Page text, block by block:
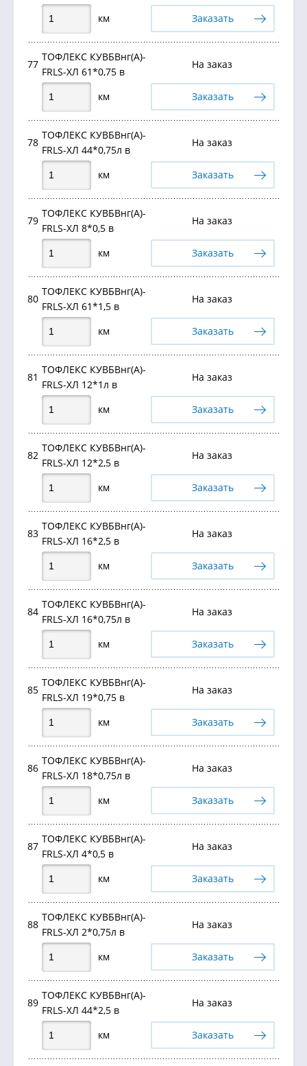
км Заказать
77
ТОФЛЕКС КУВБВнг(А)-
FRLS-ХЛ 61*0,75 в
На заказ
км Заказать
78
ТОФЛЕКС КУВБВнг(А)-
FRLS-ХЛ 44*0,75л в
На заказ
км Заказать
79
ТОФЛЕКС КУВБВнг(А)-
FRLS-ХЛ 8*0,5 в
На заказ
км Заказать
80
ТОФЛЕКС КУВБВнг(А)-
FRLS-ХЛ 61*1,5 в
На заказ
км Заказать
81
ТОФЛЕКС КУВБВнг(А)-
FRLS-ХЛ 12*1л в
На заказ
км Заказать
82
ТОФЛЕКС КУВБВнг(А)-
FRLS-ХЛ 12*2,5 в
На заказ
км Заказать
83
ТОФЛЕКС КУВБВнг(А)-
FRLS-ХЛ 16*2,5 в
На заказ
км Заказать
84
ТОФЛЕКС КУВБВнг(А)-
FRLS-ХЛ 16*0,75л в
На заказ
км Заказать
85
ТОФЛЕКС КУВБВнг(А)-
FRLS-ХЛ 19*0,75 в
На заказ
км Заказать
86
ТОФЛЕКС КУВБВнг(А)-
FRLS-ХЛ 18*0,75л в
На заказ
км Заказать
87
ТОФЛЕКС КУВБВнг(А)-
FRLS-ХЛ 4*0,5 в
На заказ
км Заказать
88
ТОФЛЕКС КУВБВнг(А)-
FRLS-ХЛ 2*0,75л в
На заказ
км Заказать
89
ТОФЛЕКС КУВБВнг(А)-
FRLS-ХЛ 44*2,5 в
На заказ
км Заказать